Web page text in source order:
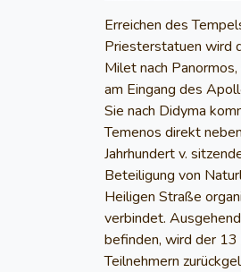
Erreichen des
Priesterstatuen wird
Milet nach
am Eingang des
Sie nach Didyma
Temenos direkt
Jahrhundert v.
Beteiligung von
Heiligen Straße
verbindet.
befinden, wird der
Teilnehmern